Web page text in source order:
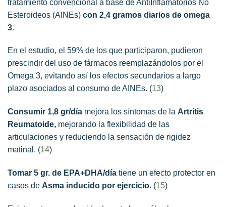
tratamiento convencional a base de AntiInflamatorios No
Esteroideos (AINEs) con 2,4 gramos diarios de omega
3.
En el estudio, el 59% de los que participaron, pudieron
prescindir del uso de fármacos reemplazándolos por el
Omega 3, evitando así los efectos secundarios a largo
plazo asociados al consumo de AINEs. (13)
Consumir 1,8 gr/día mejora los síntomas de la Artritis
Reumatoide, mejorando la flexibilidad de las
articulaciones y reduciendo la sensación de rigidez
matinal. (14)
Tomar 5 gr. de EPA+DHA/día tiene un efecto protector en
casos de Asma inducido por ejercicio. (15)